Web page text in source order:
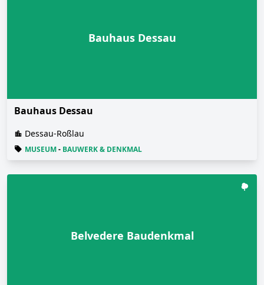
Bauhaus Dessau
Bauhaus Dessau
Dessau-Roßlau
MUSEUM- BAUWERK & DENKMAL
Belvedere Baudenkmal